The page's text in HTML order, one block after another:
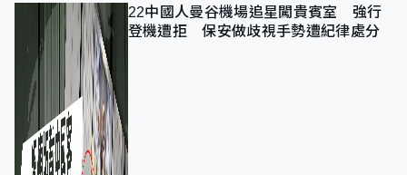
22中國人曼谷機場追星闖貴賓室 強行
登機遭拒 保安做歧視手勢遭紀律處分